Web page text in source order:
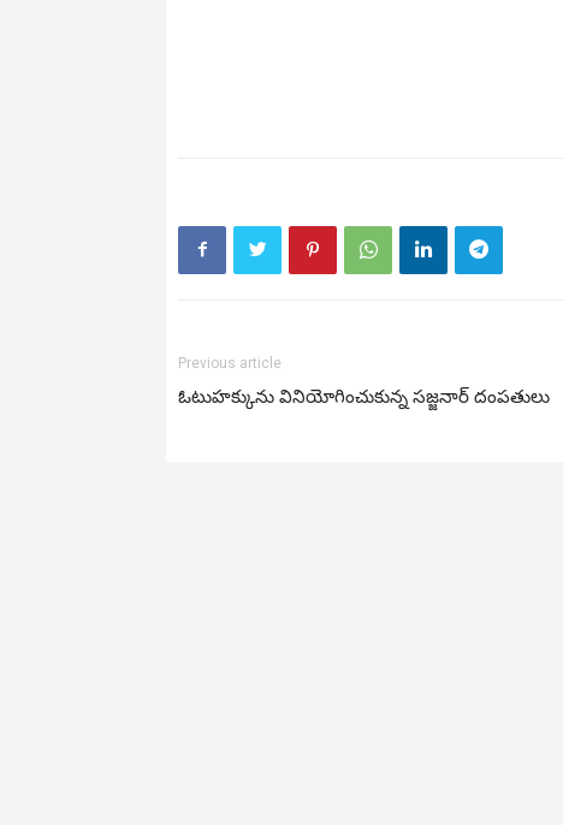
Previous article
ఓటుహక్కును వినియోగించుకున్న సజ్జనార్ దంపతులు